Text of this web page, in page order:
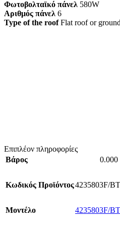
Φωτοβολταϊκό πάνελ 580W
Αριθμός πάνελ 6
Type of the roofFlat roof or ground
Επιπλέον πληροφορίες
Βάρος
0.000
Κωδικός Προϊόντος4235803F/
Mοντέλο 4235803F/